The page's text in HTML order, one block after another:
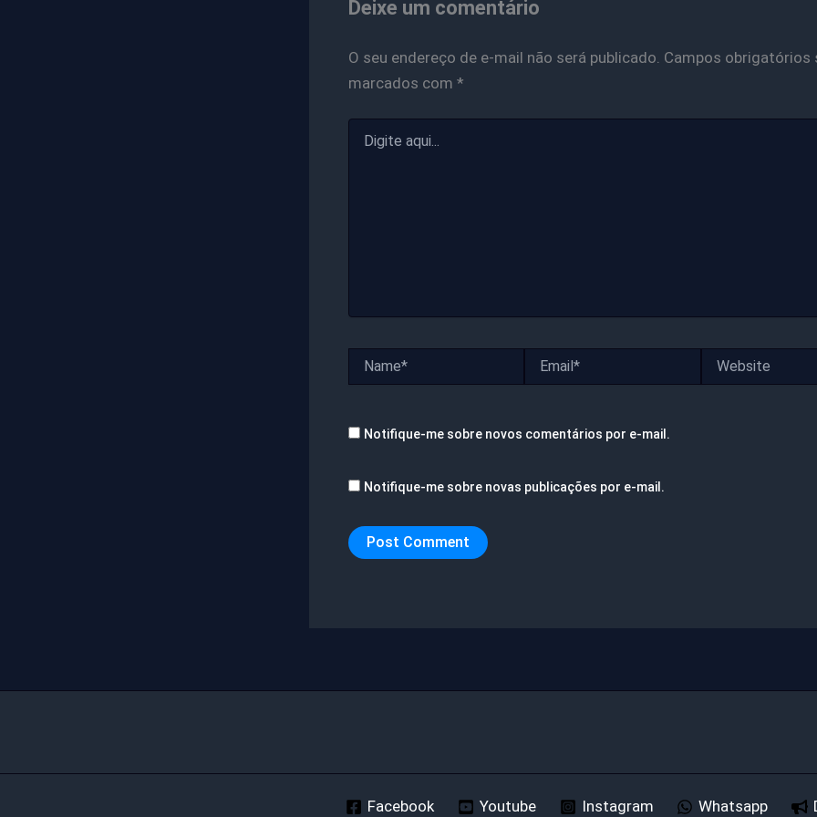
Deixe um comentário
O seu endereço de e-mail não será publicado. Campos obrigatórios
marcados com *
aqui...
Notifique-me sobre novos comentários por e-mail.
Notifique-me sobre novas publicações por e-mail.
Facebook Youtube Instagram Whatsapp